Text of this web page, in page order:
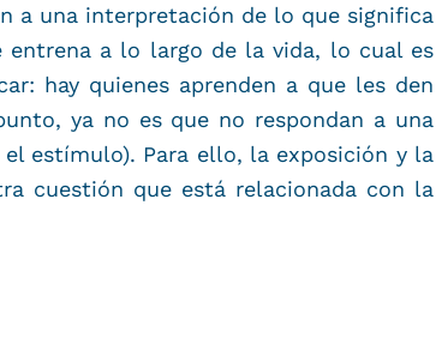
a una interpretación de lo que significa
entrena a lo largo de la vida, lo cual es
hay quienes aprenden a que les den
ya no es que no respondan a una
estímulo). Para ello, la exposición y la
cuestión que está relacionada con la